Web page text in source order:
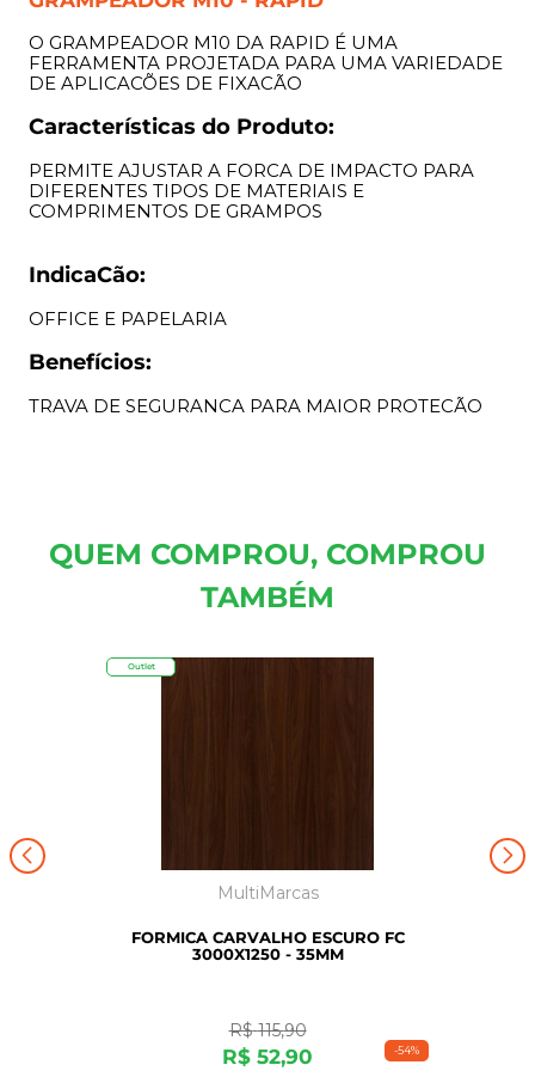
O GRAMPEADOR M10 DA RAPID É UMA
FERRAMENTA PROJETADA PARA UMA VARIEDADE
DE APLICACÕES DE FIXACÃO
Características do Produto:
PERMITE AJUSTAR A FORCA DE IMPACTO PARA
DIFERENTES TIPOS DE MATERIAIS E
COMPRIMENTOS DE GRAMPOS
IndicaCão:
OFFICE E PAPELARIA
Benefícios:
TRAVA DE SEGURANCA PARA MAIOR PROTECÃO
QUEM COMPROU, COMPROU
TAMBÉM
-54%
Outlet
MultiMarcas
FORMICA CARVALHO ESCURO FC
3000X1250 - 35MM
R$ 115,90
R$ 52,90